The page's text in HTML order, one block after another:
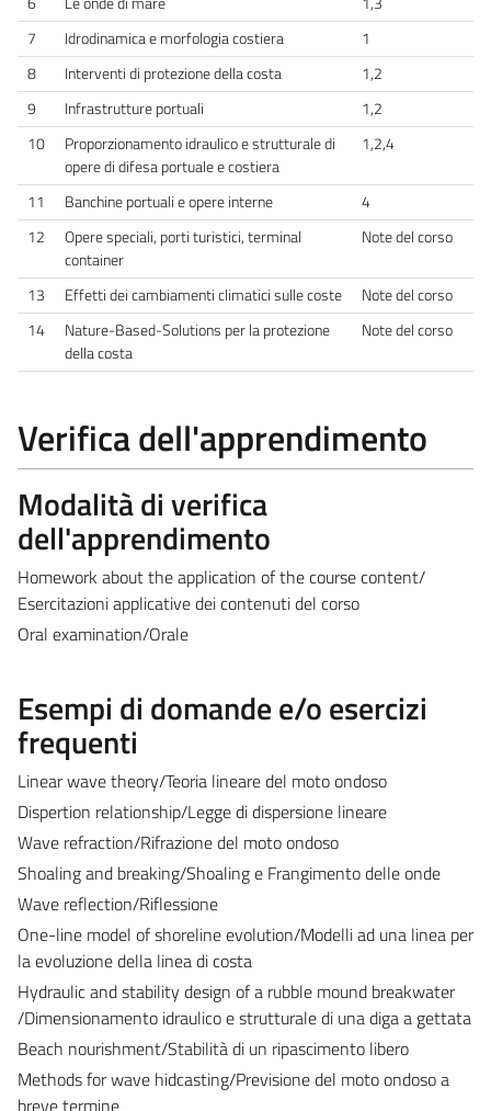
7
Idrodinamica e morfologia costiera
1
8
Interventi di protezione della costa
1,2
9
Infrastrutture portuali
1,2
10
Proporzionamento idraulico e strutturale di
opere di difesa portuale e costiera
1,2,4
11 Banchine portuali e opere interne
4
12
Opere speciali, porti turistici, terminal
container
Note del corso
13 Effetti dei cambiamenti climatici sulle coste
Note del corso
14
Nature-Based-Solutions per la protezione
della costa
Note del corso
Verifica dell'apprendimento
Modalità di verifica
dell'apprendimento
Homework about the application of the course content/
Esercitazioni applicative dei contenuti del corso
Oral examination/Orale
Esempi di domande e/o esercizi
frequenti
Linear wave theory/Teoria lineare del moto ondoso
Dispertion relationship/Legge di dispersione lineare
Wave refraction/Rifrazione del moto ondoso
Shoaling and breaking/Shoaling e Frangimento delle onde
Wave reflection/Riflessione
One-line model of shoreline evolution/Modelli ad una linea per
la evoluzione della linea di costa
Hydraulic and stability design of a rubble mound breakwater
/Dimensionamento idraulico e strutturale di una diga a gettata
Beach nourishment/Stabilità di un ripascimento libero
Methods for wave hidcasting/Previsione del moto ondoso a
breve termine